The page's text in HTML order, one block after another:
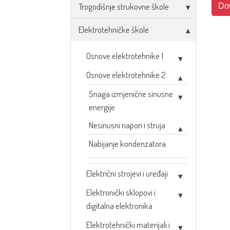
Trogodišnje strukovne škole
Elektrotehničke škole
Osnove elektrotehnike 1
Osnove elektrotehnike 2
Snaga izmjenične sinusne
energije
Nesinusni napon i struja
Nabijanje kondenzatora
Električni strojevi i uređaji
Elektronički sklopovi i
digitalna elektronika
Elektrotehnički materijali i